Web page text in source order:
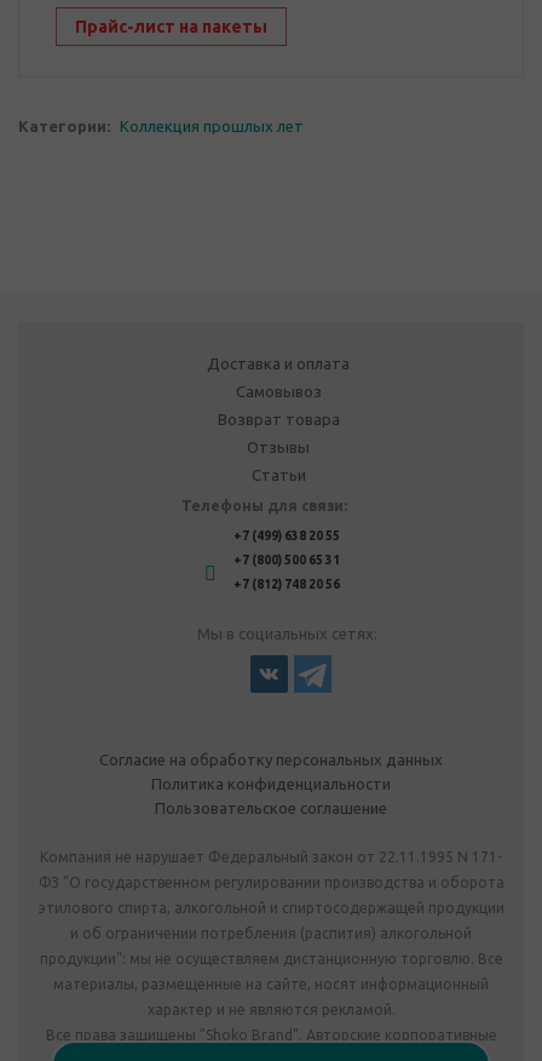
Прайс-лист на пакеты
Категории: Коллекция прошлых лет
Доставка и оплата
Самовывоз
Возврат товара
Отзывы
Статьи
Телефоны для связи:
+7 (499) 638 20 55
+7 (800) 500 65 31
+7 (812) 748 20 56
Мы в социальных сетях:
Согласие на обработку персональных данных
Политика конфиденциальности
Пользовательское соглашение
Компания не нарушает Федеральный закон от 22.11.1995 N 171-
ФЗ "О государственном регулировании производства и оборота
этилового спирта, алкогольной и спиртосодержащей продукции
и об ограничении потребления (распития) алкогольной
продукции": мы не осуществляем дистанционную торговлю. Все
материалы, размещенные на сайте, носят информационный
характер и не являются рекламой.
Все права защищены "Shoko Brand". Авторские корпоративные